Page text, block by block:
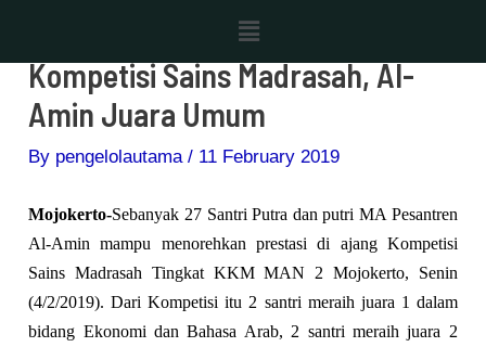
content
Menu
Kompetisi Sains Madrasah, Al-
Amin Juara Umum
By pengelolautama/ 11 February 2019
Mojokerto-Sebanyak 27 Santri Putra dan putri MA Pesantren
Al-Amin mampu menorehkan prestasi di ajang Kompetisi
Sains Madrasah Tingkat KKM MAN 2 Mojokerto, Senin
(4/2/2019). Dari Kompetisi itu 2 santri meraih juara 1 dalam
bidang Ekonomi dan Bahasa Arab, 2 santri meraih juara 2